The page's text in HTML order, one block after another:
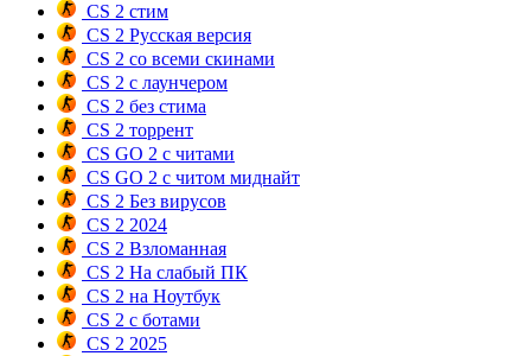
CS 2 стим
CS 2 Русская версия
CS 2 со всеми скинами
CS 2 с лаунчером
CS 2 без стима
CS 2 торрент
CS GO 2 с читами
CS GO 2 с читом миднайт
CS 2 Без вирусов
CS 2 2024
CS 2 Взломанная
CS 2 На слабый ПК
CS 2 на Ноутбук
CS 2 с ботами
CS 2 2025